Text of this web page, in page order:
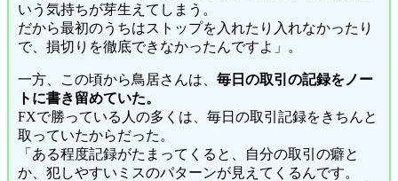
いう気持ちが芽生えてしまう。
だから最初のうちはストップを入れたり入れなかったり
で、損切りを徹底できなかったんですよ」。
一方、この頃から鳥居さんは、 毎日の取引の記録をノー
トに書き留めていた。
FXで勝っている人の多くは、毎日の取引記録をきちんと
取っていたからだった。
「ある程度記録がたまってくると、自分の取引の癖と
か、犯しやすいミスのパターンが見えてくるんです。